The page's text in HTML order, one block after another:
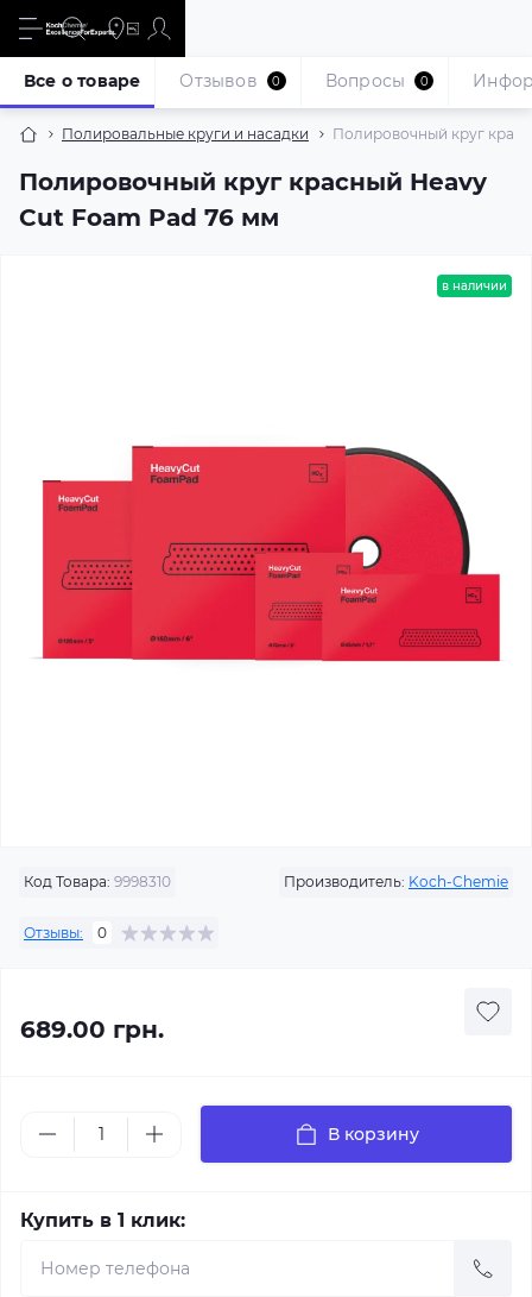
Полировальные круги и насадки Полировочный круг
Полировочный круг красный Heavy
Cut Foam Pad 76 мм
Все о товаре Отзывов 0 Вопросы 0
в наличии
Код Товара: 9998310 Производитель: Koch-Chemie
Отзывы: 0
689.00 грн.
В корзину
Купить в 1 клик: